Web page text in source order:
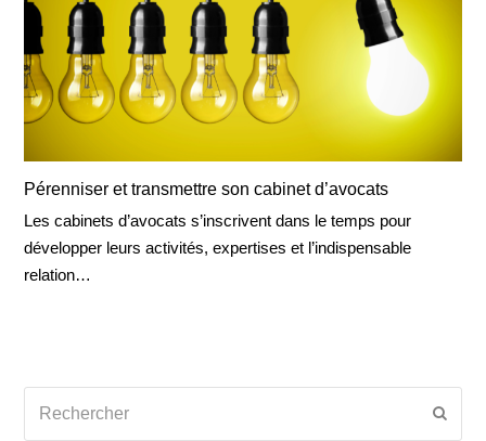
Pérenniser et transmettre son cabinet d’avocats
Les cabinets d’avocats s’inscrivent dans le temps pour
développer leurs activités, expertises et l’indispensable
relation…